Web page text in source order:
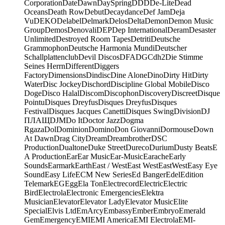
CorporationDateDawnDaySpringDDDDe-LiteDead
OceansDeath RowDebutDecaydanceDef JamDeja
VuDEKODelabelDelmarkDelosDeltaDemonDemon Music
GroupDemosDenovaliDEPDep InternationalDeramDesaster
UnlimitedDestroyed Room TapesDetritiDeutsche
GrammophonDeutsche Harmonia MundiDeutscher
SchallplattenclubDevil DiscosDFADGCdh2Die Stimme
Seines HerrnDifferentDiggers
FactoryDimensionsDindiscDine AloneDinoDirty HitDirty
WaterDisc JockeyDischordDiscipline Global MobileDisco
DogeDisco HalalDiscomDiscophonDiscoveryDiscreetDisque
PointuDisques DreyfusDisques DreyfusDisques
FestivalDisques Jacques CanettiDisques SwingDivisionDJ
ПЛАЩDJMDo ItDoctor JazzDogma
RgazaDolDominionDominoDon GiovanniDormouseDown
At DawnDrag CityDreamDreambrotherDSC
ProductionDualtoneDuke StreetDurecoDuriumDusty BeatsE
A ProductionEarEar MusicEar-MusicEaracheEarly
SoundsEarmarkEarthEast / WestEast WestEastWestEasy Eye
SoundEasy LifeECM New SeriesEd BangerEdelEdition
TelemarkEGEggEla TonElectrecordElectricElectric
BirdElectrolaElectronic EmergenciesElektra
MusicianElevatorElevator LadyElevator MusicElite
SpecialElvis LtdEmArcyEmbassyEmberEmbryoEmerald
GemEmergencyEMIEMI AmericaEMI ElectrolaEMI-